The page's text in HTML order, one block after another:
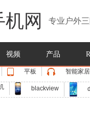
网 专业户外
视频 产品
平板 智能家居
blackview